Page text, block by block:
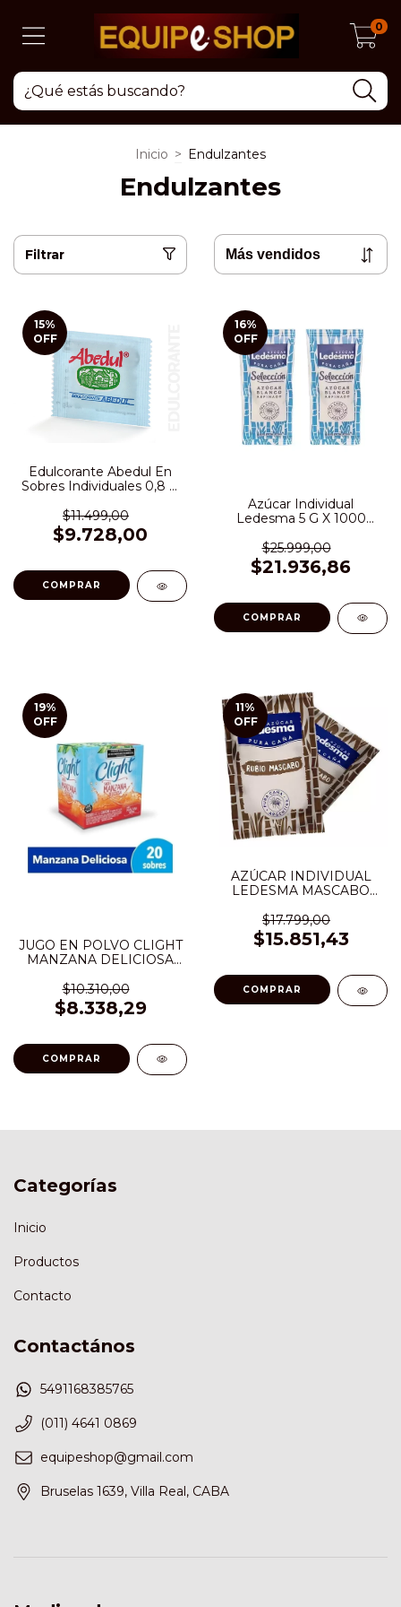
0
Inicio > Endulzantes
Endulzantes
Filtrar
15%
OFF
Edulcorante Abedul En
Sobres Individuales 0,8 G
$11.499,00
$9.728,00
16%
OFF
Azúcar Individual
Ledesma 5 G X 1000
$25.999,00
$21.936,86
19%
OFF
JUGO EN POLVO CLIGHT
MANZANA DELICIOSA
$10.310,00
$8.338,29
11%
OFF
AZÚCAR INDIVIDUAL
LEDESMA MASCABO
SOBRES
$17.799,00
$15.851,43
Categorías
Inicio
Productos
Contacto
Contactános
5491168385765
(011) 4641 0869
equipeshop@gmail.com
Bruselas 1639, Villa Real, CABA